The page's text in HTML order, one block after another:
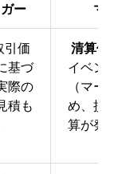
ー マ
引価
基づ
際の
積も
清算保
イベン
（マ
め、損
算が発